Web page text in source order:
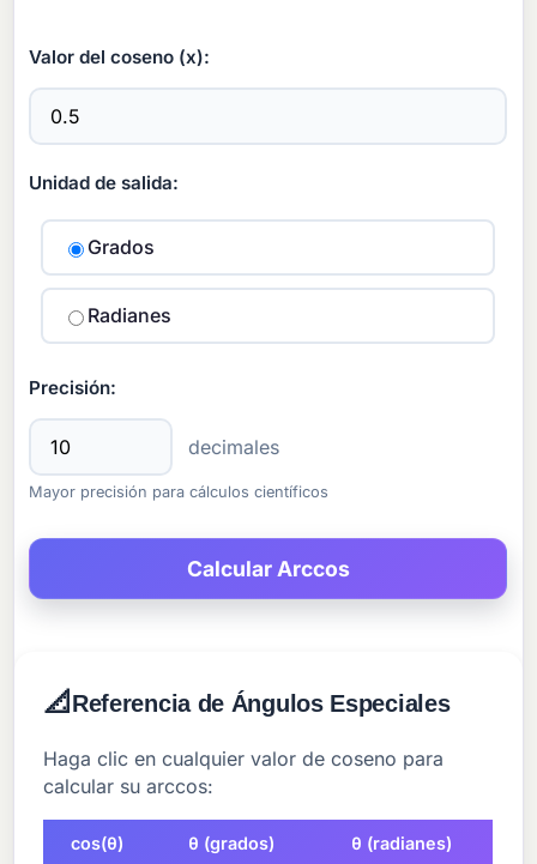
Valor del coseno (x):
Unidad de salida:
Grados
Radianes
Precisión:
decimales
Mayor precisión para cálculos científicos
📐 Referencia de Ángulos Especiales
Haga clic en cualquier valor de coseno para
calcular su arccos:
cos(θ) θ (grados) θ (radianes)